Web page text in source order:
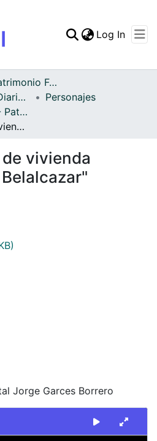
Statistics
Log In
Archivo del Patrimonio Fotográfico y Fílmico del Valle del Cauca
Fondo Fotográfico Diario Occidente
Personajes
FFDO - Personajes - Patrimonial
Entregan plan de vivienda "Sebastián de Belalcazar"
vivienda
Jorge Garces Borrero